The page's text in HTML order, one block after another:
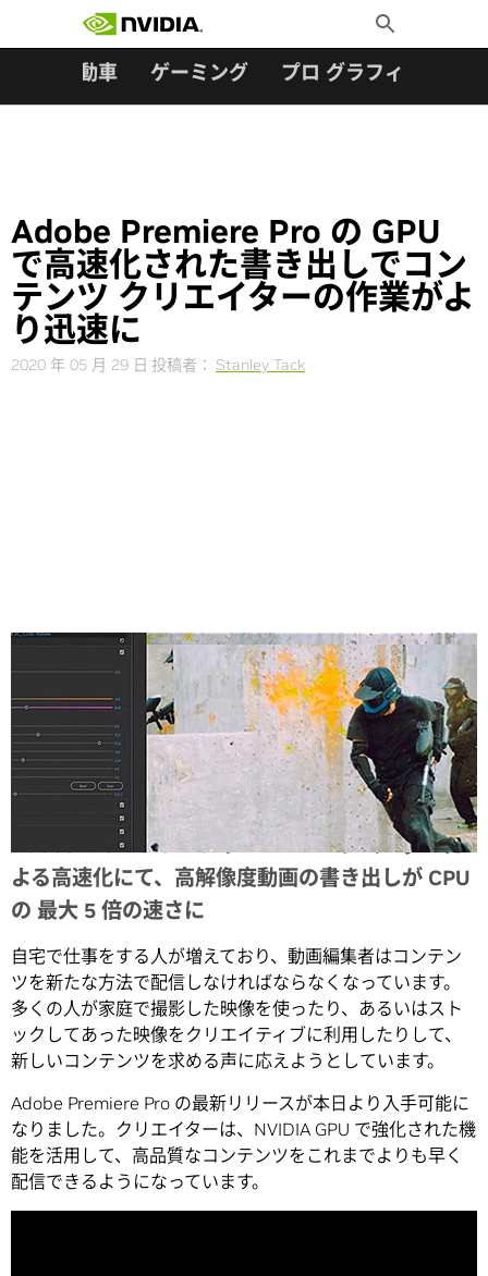
Toggle
Search
自動車 ゲーミング プロ グラフィックス
Adobe Premiere Pro の GPU
で高速化された書き出しでコン
テンツ クリエイターの作業がよ
り迅速に
2020 年 05 月 29 日 投稿者： Stanley Tack
Adobe Premiere Pro の NVIDIA エンコーダーに
よる高速化にて、高解像度動画の書き出しが CPU
の 最大 5 倍の速さに
自宅で仕事をする人が増えており、動画編集者はコンテン
ツを新たな方法で配信しなければならなくなっています。
多くの人が家庭で撮影した映像を使ったり、あるいはスト
ックしてあった映像をクリエイティブに利用したりして、
新しいコンテンツを求める声に応えようとしています。
Adobe Premiere Pro の最新リリースが本日より入手可能に
なりました。クリエイターは、NVIDIA GPU で強化された機
能を活用して、高品質なコンテンツをこれまでよりも早く
配信できるようになっています。